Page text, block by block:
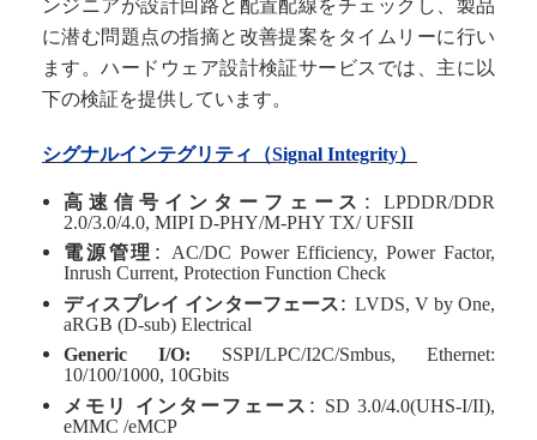
ンジニアが設計回路と配置配線をチェックし、製品
に潜む問題点の指摘と改善提案をタイムリーに行い
ます。ハードウェア設計検証サービスでは、主に以
下の検証を提供しています。
シグナルインテグリティ（Signal Integrity）
高速信号インターフェース :LPDDR/DDR
2.0/3.0/4.0, MIPI D-PHY/M-PHY TX/ UFSII
電源管理 :
AC/DC Power Efficiency, Power Factor,
Inrush Current, Protection Function Check
ディスプレイ インターフェース: LVDS, V by One,
aRGB (D-sub) Electrical
Generic I/O:
SSPI/LPC/I2C/Smbus, Ethernet:
10/100/1000, 10Gbits
メモリ インターフェース : SD 3.0/4.0(UHS-I/II),
eMMC /eMCP